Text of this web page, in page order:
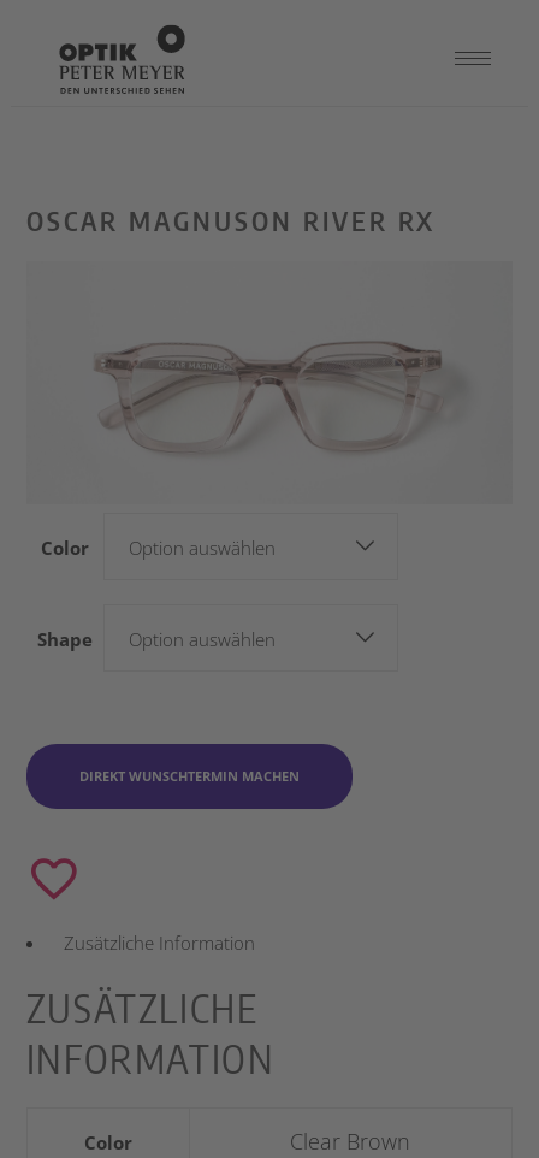
OSCAR MAGNUSON RIVER RX
Color Option auswählen
Shape Option auswählen
DIREKT WUNSCHTERMIN MACHEN
Zusätzliche Information
ZUSÄTZLICHE
INFORMATION
Color Clear Brown